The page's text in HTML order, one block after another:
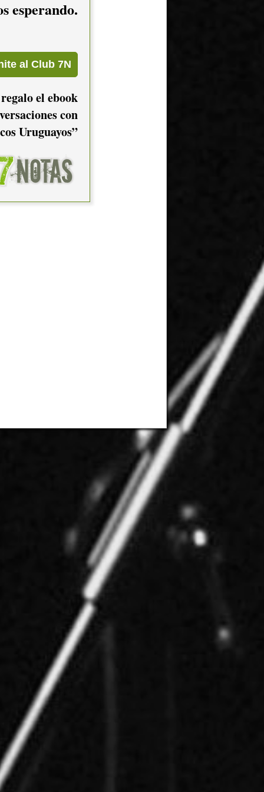
esperando.
el ebook
con
Uruguayos”